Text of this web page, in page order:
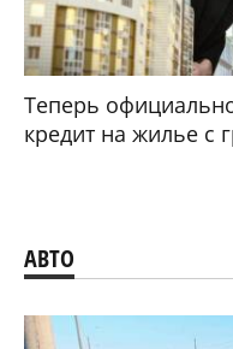
Теперь
кредит на жилье с
АВТО